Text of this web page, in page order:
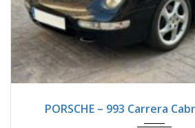
PORSCHE – 993 Carrera